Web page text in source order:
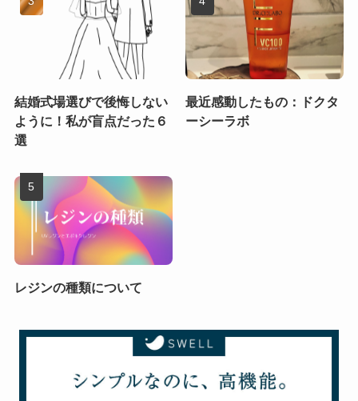
結婚式場選びで後悔しない
ように！私が盲点だった６
選
最近感動したもの：ドクタ
ーシーラボ
レジンの種類について